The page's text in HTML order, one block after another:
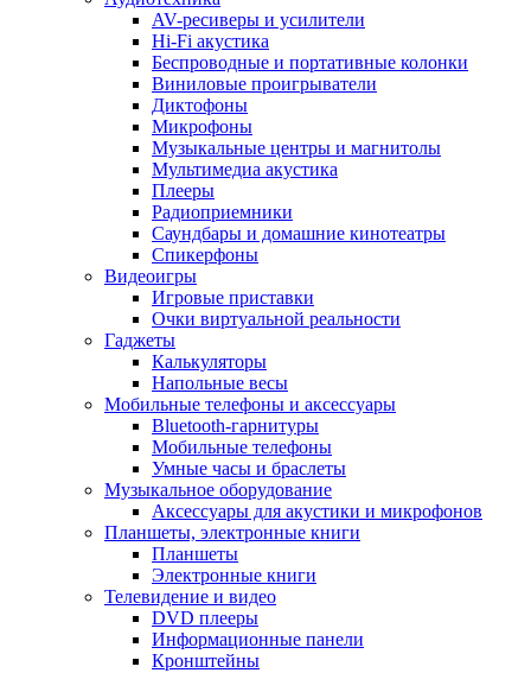
AV-ресиверы и усилители
Hi-Fi акустика
Беспроводные и портативные колонки
Виниловые проигрыватели
Диктофоны
Микрофоны
Музыкальные центры и магнитолы
Мультимедиа акустика
Плееры
Радиоприемники
Саундбары и домашние кинотеатры
Спикерфоны
Видеоигры
Игровые приставки
Очки виртуальной реальности
Гаджеты
Калькуляторы
Напольные весы
Мобильные телефоны и аксессуары
Bluetooth-гарнитуры
Мобильные телефоны
Умные часы и браслеты
Музыкальное оборудование
Аксессуары для акустики и микрофонов
Планшеты, электронные книги
Планшеты
Электронные книги
Телевидение и видео
DVD плееры
Информационные панели
Кронштейны